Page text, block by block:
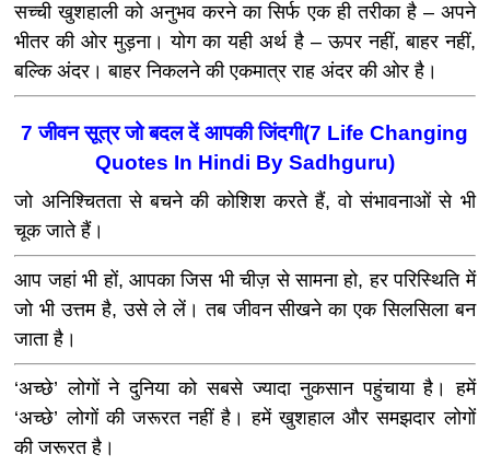
सच्ची खुशहाली को अनुभव करने का सिर्फ एक ही तरीका है – अपने
भीतर की ओर मुड़ना। योग का यही अर्थ है – ऊपर नहीं, बाहर नहीं,
बल्कि अंदर। बाहर निकलने की एकमात्र राह अंदर की ओर है।
7 जीवन सूत्र जो बदल दें आपकी जिंदगी(7 Life Changing
Quotes In Hindi By Sadhguru)
जो अनिश्चितता से बचने की कोशिश करते हैं, वो संभावनाओं से भी
चूक जाते हैं।
आप जहां भी हों, आपका जिस भी चीज़ से सामना हो, हर परिस्थिति में
जो भी उत्तम है, उसे ले लें। तब जीवन सीखने का एक सिलसिला बन
जाता है।
‘अच्छे’ लोगों ने दुनिया को सबसे ज्यादा नुकसान पहुंचाया है। हमें
‘अच्छे’ लोगों की जरूरत नहीं है। हमें खुशहाल और समझदार लोगों
की जरूरत है।